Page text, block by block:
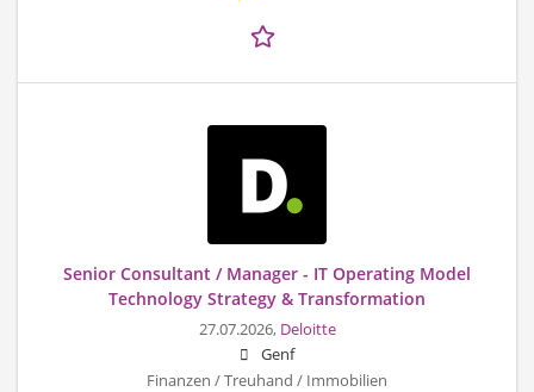
Senior Consultant / Manager - IT Operating Model
Technology Strategy & Transformation
27.07.2026, Deloitte
Genf
Finanzen / Treuhand / Immobilien